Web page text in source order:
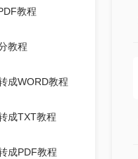
教程
教程
成WORD教程
成TXT教程
成PDF教程